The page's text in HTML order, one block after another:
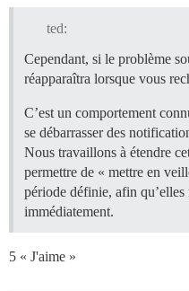
ted:
Cependant, si le problème
réapparaîtra lorsque vous
C’est un comportement
se débarrasser des
Nous travaillons à étendre
permettre de « mettre en
période définie, afin qu’elles
immédiatement.
5 « J'aime »